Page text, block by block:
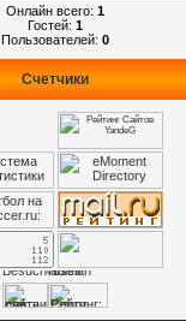
Онлайн всего: 1
Гостей: 1
Пользователей: 0
Счетчики